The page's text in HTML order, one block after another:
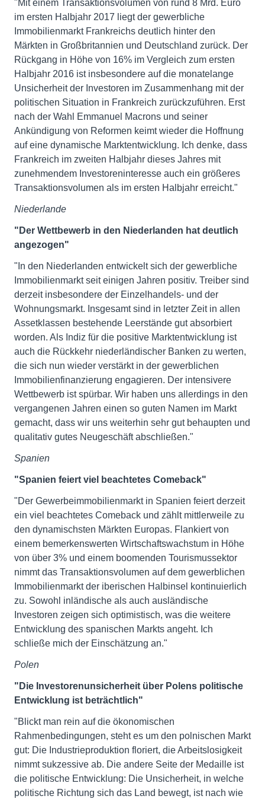
"Mit einem Transaktionsvolumen von rund 8 Mrd. Euro
im ersten Halbjahr 2017 liegt der gewerbliche
Immobilienmarkt Frankreichs deutlich hinter den
Märkten in Großbritannien und Deutschland zurück. Der
Rückgang in Höhe von 16% im Vergleich zum ersten
Halbjahr 2016 ist insbesondere auf die monatelange
Unsicherheit der Investoren im Zusammenhang mit der
politischen Situation in Frankreich zurückzuführen. Erst
nach der Wahl Emmanuel Macrons und seiner
Ankündigung von Reformen keimt wieder die Hoffnung
auf eine dynamische Marktentwicklung. Ich denke, dass
Frankreich im zweiten Halbjahr dieses Jahres mit
zunehmendem Investoreninteresse auch ein größeres
Transaktionsvolumen als im ersten Halbjahr erreicht."
Niederlande
"Der Wettbewerb in den Niederlanden hat deutlich
angezogen"
"In den Niederlanden entwickelt sich der gewerbliche
Immobilienmarkt seit einigen Jahren positiv. Treiber sind
derzeit insbesondere der Einzelhandels- und der
Wohnungsmarkt. Insgesamt sind in letzter Zeit in allen
Assetklassen bestehende Leerstände gut absorbiert
worden. Als Indiz für die positive Marktentwicklung ist
auch die Rückkehr niederländischer Banken zu werten,
die sich nun wieder verstärkt in der gewerblichen
Immobilienfinanzierung engagieren. Der intensivere
Wettbewerb ist spürbar. Wir haben uns allerdings in den
vergangenen Jahren einen so guten Namen im Markt
gemacht, dass wir uns weiterhin sehr gut behaupten und
qualitativ gutes Neugeschäft abschließen."
Spanien
"Spanien feiert viel beachtetes Comeback"
"Der Gewerbeimmobilienmarkt in Spanien feiert derzeit
ein viel beachtetes Comeback und zählt mittlerweile zu
den dynamischsten Märkten Europas. Flankiert von
einem bemerkenswerten Wirtschaftswachstum in Höhe
von über 3% und einem boomenden Tourismussektor
nimmt das Transaktionsvolumen auf dem gewerblichen
Immobilienmarkt der iberischen Halbinsel kontinuierlich
zu. Sowohl inländische als auch ausländische
Investoren zeigen sich optimistisch, was die weitere
Entwicklung des spanischen Markts angeht. Ich
schließe mich der Einschätzung an."
Polen
"Die Investorenunsicherheit über Polens politische
Entwicklung ist beträchtlich"
"Blickt man rein auf die ökonomischen
Rahmenbedingungen, steht es um den polnischen Markt
gut: Die Industrieproduktion floriert, die Arbeitslosigkeit
nimmt sukzessive ab. Die andere Seite der Medaille ist
die politische Entwicklung: Die Unsicherheit, in welche
politische Richtung sich das Land bewegt, ist nach wie